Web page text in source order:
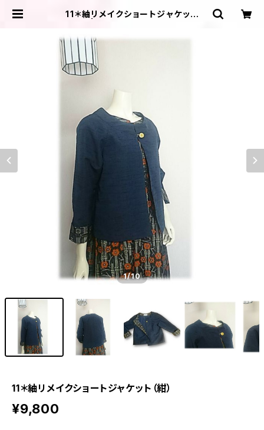
11＊紬リメイクショートジャケット
1/10
11＊紬リメイクショートジャケット（紺）
¥9,800